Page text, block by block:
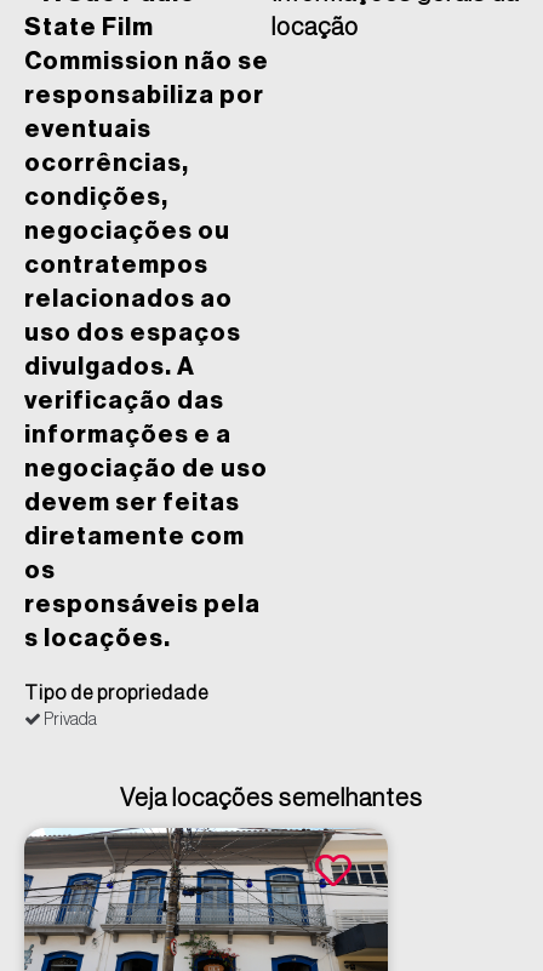
State Film
Commission não se
responsabiliza por
eventuais
ocorrências,
condições,
negociações ou
contratempos
relacionados ao
uso dos espaços
divulgados. A
verificação das
informações e a
negociação de uso
devem ser feitas
diretamente com
os
responsáveis pela
s locações.
locação
Tipo de propriedade
Privada
Veja locações semelhantes